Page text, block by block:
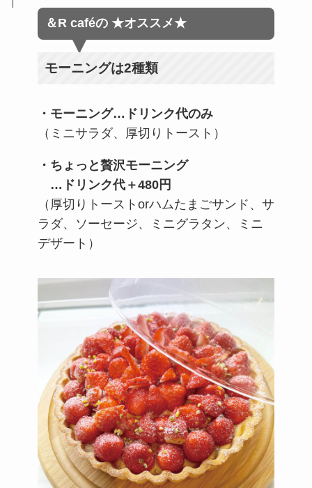
＆R caféの ★オススメ★
モーニングは2種類
・モーニング…ドリンク代のみ
（ミニサラダ、厚切りトースト）
・ちょっと贅沢モーニング
…ドリンク代＋480円
（厚切りトーストorハムたまごサンド、サ
ラダ、ソーセージ、ミニグラタン、ミニ
デザート）